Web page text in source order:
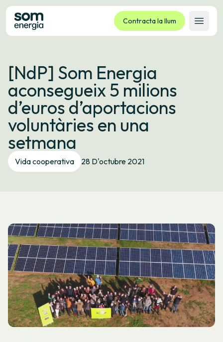
Contracta la llum
Obrir
Tarifes
Serveis
Empreses
La cooperativa
Contacte
Tràmits
Oficina virtual
[NdP] Som Energia
aconsegueix 5 milions
d’euros d’aportacions
voluntàries en una
setmana
Vida cooperativa 28 D'octubre 2021